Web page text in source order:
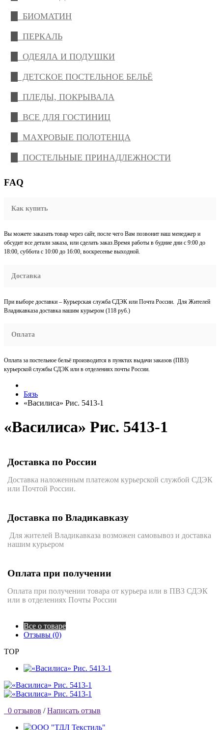
БИОМАТИН
ПЕРКАЛЬ
ОДЕЯЛА И ПОДУШКИ
ДЕТСКОЕ ПОСТЕЛЬНОЕ БЕЛЬЁ
ПЛЕДЫ, ПОКРЫВАЛА
ВСЕ ДЛЯ ГОСТИНИЦ
МАХРОВЫЕ ПОЛОТЕНЦА
ПОСТЕЛЬНЫЕ ПРИНАДЛЕЖНОСТИ
FAQ
Как купить
Вы можете заказать товар через сайт, после чего Вам позвонит наш менеджер и
обсудит все детали заказа, или сделать заказ.Время работы в будние дни с 9:00 до
18:00, суббота с 10:00 до 16:00, воскресенье выходной.
Доставка
При выборе доставки – Курьерская служба СДЭК или Почта России. Для Жителей
Владикавказа доставка нашим курьером (118 руб.)
Оплата
Оплата за постельное бельё производится в пунктах выдачи заказов (ПВЗ)
курьерской службы СДЭК или в отделениях почты России.
Бязь
«Василиса» Рис. 5413-1
«Василиса» Рис. 5413-1
Доставка по России
Доставка наложенным платежом курьерской службой СДЭК
или Почтой России.
Доставка по Владикавказу
Для жителей Владикавказа возможен самовывоз и доставка
нашим курьером
Оплата при получении
Оплата при получении товара от курьера или в ПВЗ СДЭК
или в отделениях Почты России
Все о товаре
Отзывы (0)
TOP
0 отзывов / Написать отзыв